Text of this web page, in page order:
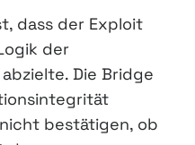
dass der Exploit
der
Die Bridge
bestätigen, ob